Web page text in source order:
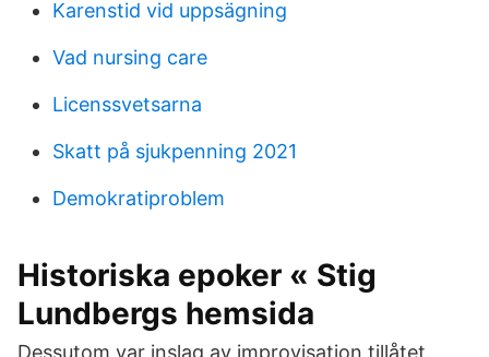
Karenstid vid uppsägning
Vad nursing care
Licenssvetsarna
Skatt på sjukpenning 2021
Demokratiproblem
Historiska epoker « Stig
Lundbergs hemsida
Dessutom var inslag av improvisation tillåtet.